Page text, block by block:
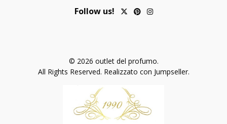
Follow us!
© 2026 outlet del profumo.
All Rights Reserved. Realizzato con Jumpseller.